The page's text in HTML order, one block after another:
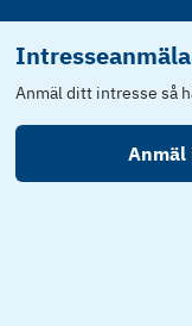
Anmäl ditt intresse så
Anmäl